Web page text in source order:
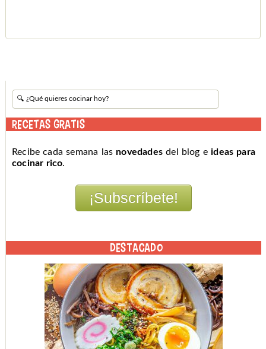
RECETAS GRATIS
Recibe cada semana las novedades del blog eideas para
cocinar rico.
DESTACADO